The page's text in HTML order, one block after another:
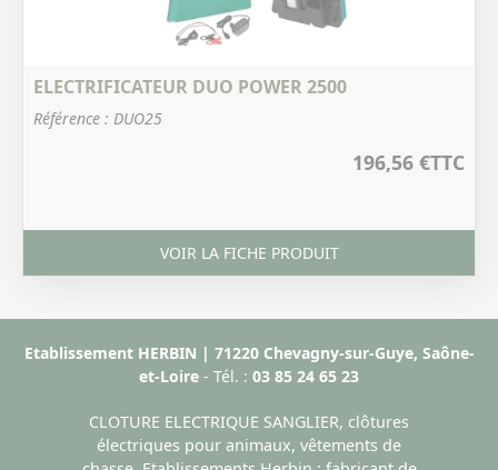
ELECTRIFICATEUR DUO POWER 2500
Référence : DUO25
196,56 €TTC
VOIR LA FICHE PRODUIT
Etablissement HERBIN | 71220 Chevagny-sur-Guye, Saône-
et-Loire - Tél. : 03 85 24 65 23
CLOTURE ELECTRIQUE SANGLIER, clôtures
électriques pour animaux, vêtements de